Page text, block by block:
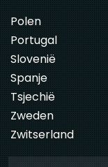
Polen
Portugal
Slovenië
Spanje
Tsjechië
Zweden
Zwitserland